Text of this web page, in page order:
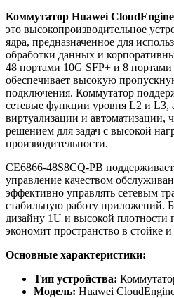
Коммутатор Huawei
это высокопроизводительное
ядра, предназначенное для
обработки данных и
48 портами 10G SFP+ и 8
обеспечивает высокую
подключения. Коммутатор
сетевые функции уровня L2 и L3,
виртуализации и автоматизации,
решением для задач с высокой
производительности.
CE6866-48S8CQ-PB
управление качеством
эффективно управлять сетевым
стабильную работу приложений.
дизайну 1U и высокой плотности
экономит пространство в стойке
Основные характеристики:
Тип устройства:
Модель: Huawei